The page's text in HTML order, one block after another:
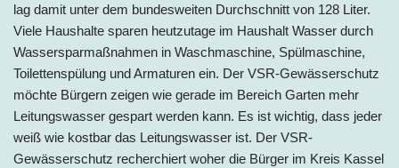
lag damit unter dem bundesweiten Durchschnitt von 128 Liter.
Viele Haushalte sparen heutzutage im Haushalt Wasser durch
Wassersparmaßnahmen in Waschmaschine, Spülmaschine,
Toilettenspülung und Armaturen ein. Der VSR-Gewässerschutz
möchte Bürgern zeigen wie gerade im Bereich Garten mehr
Leitungswasser gespart werden kann. Es ist wichtig, dass jeder
weiß wie kostbar das Leitungswasser ist. Der VSR-
Gewässerschutz recherchiert woher die Bürger im Kreis Kassel